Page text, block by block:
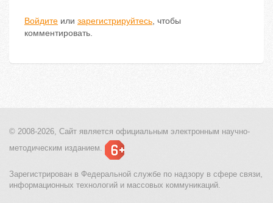
Войдите или зарегистрируйтесь, чтобы
комментировать.
© 2008-2026, Сайт является официальным электронным научно-
методическим изданием.
Зарегистрирован в Федеральной службе по надзору в сфере связи,
информационных технологий и массовых коммуникаций.